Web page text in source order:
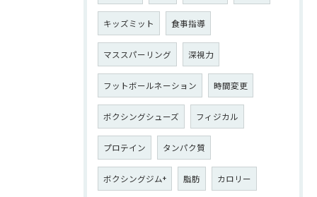
キッズミット 食事指導
マススパーリング 深視力
フットボールネーション 時間変更
ボクシングシューズ フィジカル
プロテイン タンパク質
ボクシングジム+ 脂肪 カロリー